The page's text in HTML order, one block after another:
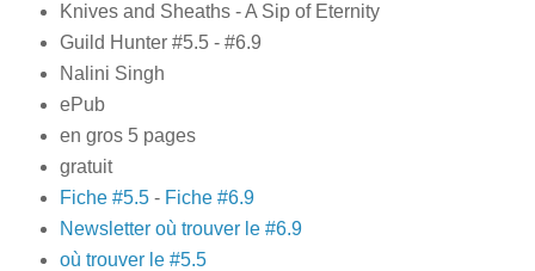
Knives and Sheaths - A Sip of Eternity
Guild Hunter #5.5 - #6.9
Nalini Singh
ePub
en gros 5 pages
gratuit
Fiche #5.5- Fiche #6.9
Newsletter où trouver le #6.9
où trouver le #5.5